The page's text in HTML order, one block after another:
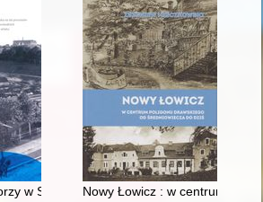
w Sopocie : prestiż finansowy i
Nowy Łowicz : w centrum